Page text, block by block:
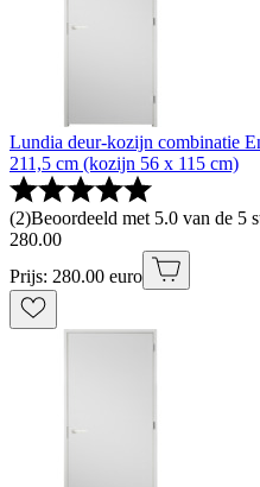
Lundia deur-kozijn combinatie
211,5 cm (kozijn 56 x 115 cm)
(2)Beoordeeld met 5.0 van de 5
280.00
Prijs: 280.00 euro